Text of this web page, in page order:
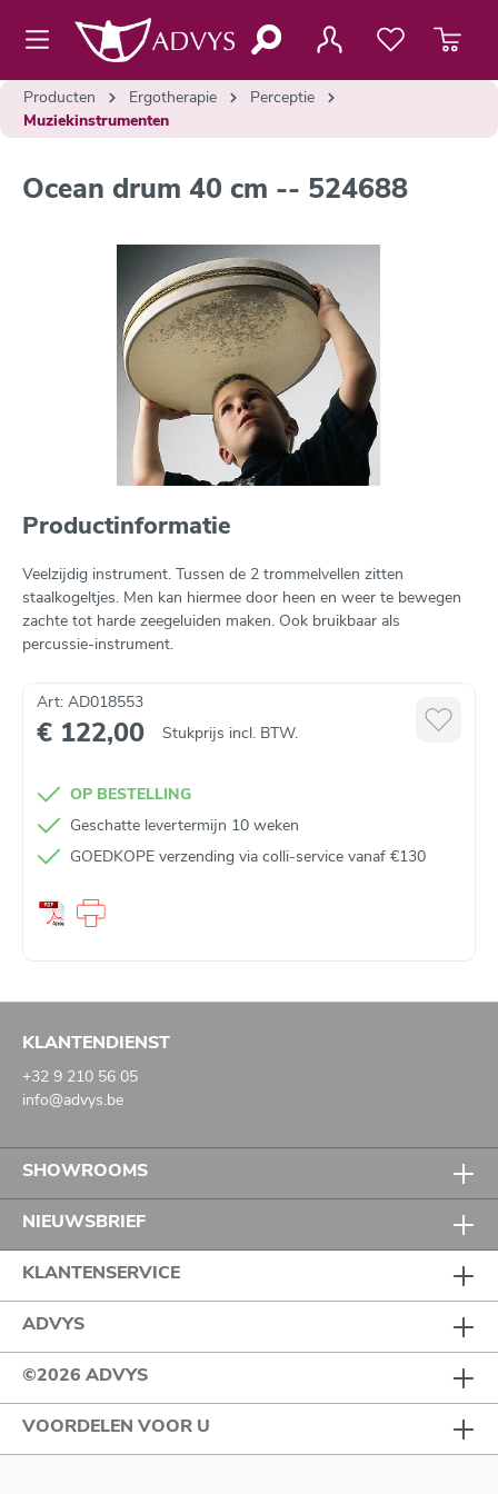
hoofdinhoud
Producten Ergotherapie
Perceptie
Muziekinstrumenten
Ocean drum 40 cm -- 524688
Productinformatie
Veelzijdig instrument. Tussen de 2 trommelvellen zitten
staalkogeltjes. Men kan hiermee door heen en weer te bewegen
zachte tot harde zeegeluiden maken. Ook bruikbaar als
percussie-instrument.
Art: AD018553
€ 122,00 Stukprijs incl. BTW.
OP BESTELLING
Geschatte levertermijn 10 weken
GOEDKOPE verzending via colli-service vanaf €130
KLANTENDIENST
+32 9 210 56 05
info@advys.be
SHOWROOMS
NIEUWSBRIEF
KLANTENSERVICE
ADVYS
©2026 ADVYS
VOORDELEN VOOR U